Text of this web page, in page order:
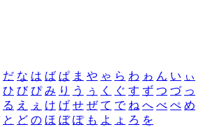
だ な は ば ぱ ま や ゃ ら わ ゎ ん い ぃ
ひ び ぴ み り う ぅ く ぐ す ず つ づ っ
る え ぇ け げ せ ぜ て で ね へ べ ぺ め
と ど の ほ ぼ ぽ も よ ょ ろ を